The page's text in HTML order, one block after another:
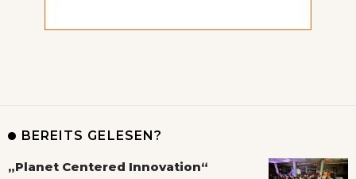
BEREITS GELESEN?
„Planet Centered Innovation“